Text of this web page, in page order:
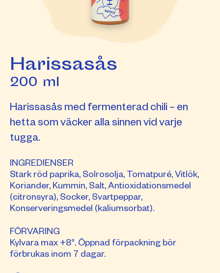
Harissasås
200 ml
Harissasås med fermenterad chili – en
hetta som väcker alla sinnen vid varje
tugga.
INGREDIENSER
Stark röd paprika, Solrosolja, Tomatpuré, Vitlök,
Koriander, Kummin, Salt, Antioxidationsmedel
(citronsyra), Socker, Svartpeppar,
Konserveringsmedel (kaliumsorbat).
FÖRVARING
Kylvara max +8°. Öppnad förpackning bör
förbrukas inom 7 dagar.